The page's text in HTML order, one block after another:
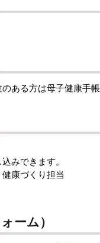
ある方は母子健康手帳
みできます。
康づくり担当
ーム）